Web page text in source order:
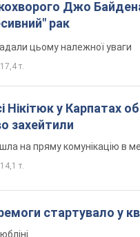
Джо
рак
цьому належної уваги
17,4 т.
Нікітюк у Карпатах
захейтили
на пряму комунікацію в
14,1 т.
стартувало у